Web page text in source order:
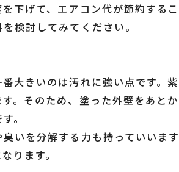
下げて、エアコン代が節約する
検討してみてください。
大きいのは汚れに強い点です。
。そのため、塗った外壁をあと
。
いを分解する力も持っていいま
ります。